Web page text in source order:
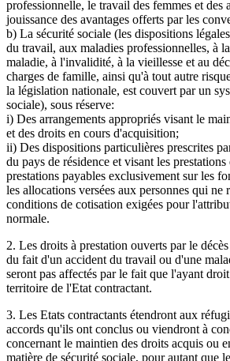
professionnelle, le travail des femmes et des
jouissance des avantages offerts par les
b) La sécurité sociale (les dispositions
du travail, aux maladies professionnelles, à
maladie, à l'invalidité, à la vieillesse et au
charges de famille, ainsi qu'à tout autre
la législation nationale, est couvert par un
sociale), sous réserve:
i) Des arrangements appropriés visant le
et des droits en cours d'acquisition;
ii) Des dispositions particulières prescrites
du pays de résidence et visant les
prestations payables exclusivement sur les
les allocations versées aux personnes qui ne
conditions de cotisation exigées pour
normale.
2. Les droits à prestation ouverts par le
du fait d'un accident du travail ou d'une
seront pas affectés par le fait que l'ayant
territoire de l'Etat contractant.
3. Les Etats contractants étendront aux
accords qu'ils ont conclus ou viendront à
concernant le maintien des droits acquis ou
matière de sécurité sociale, pour autant que